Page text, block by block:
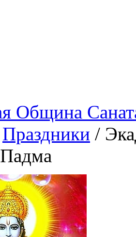
Община
Праздники /